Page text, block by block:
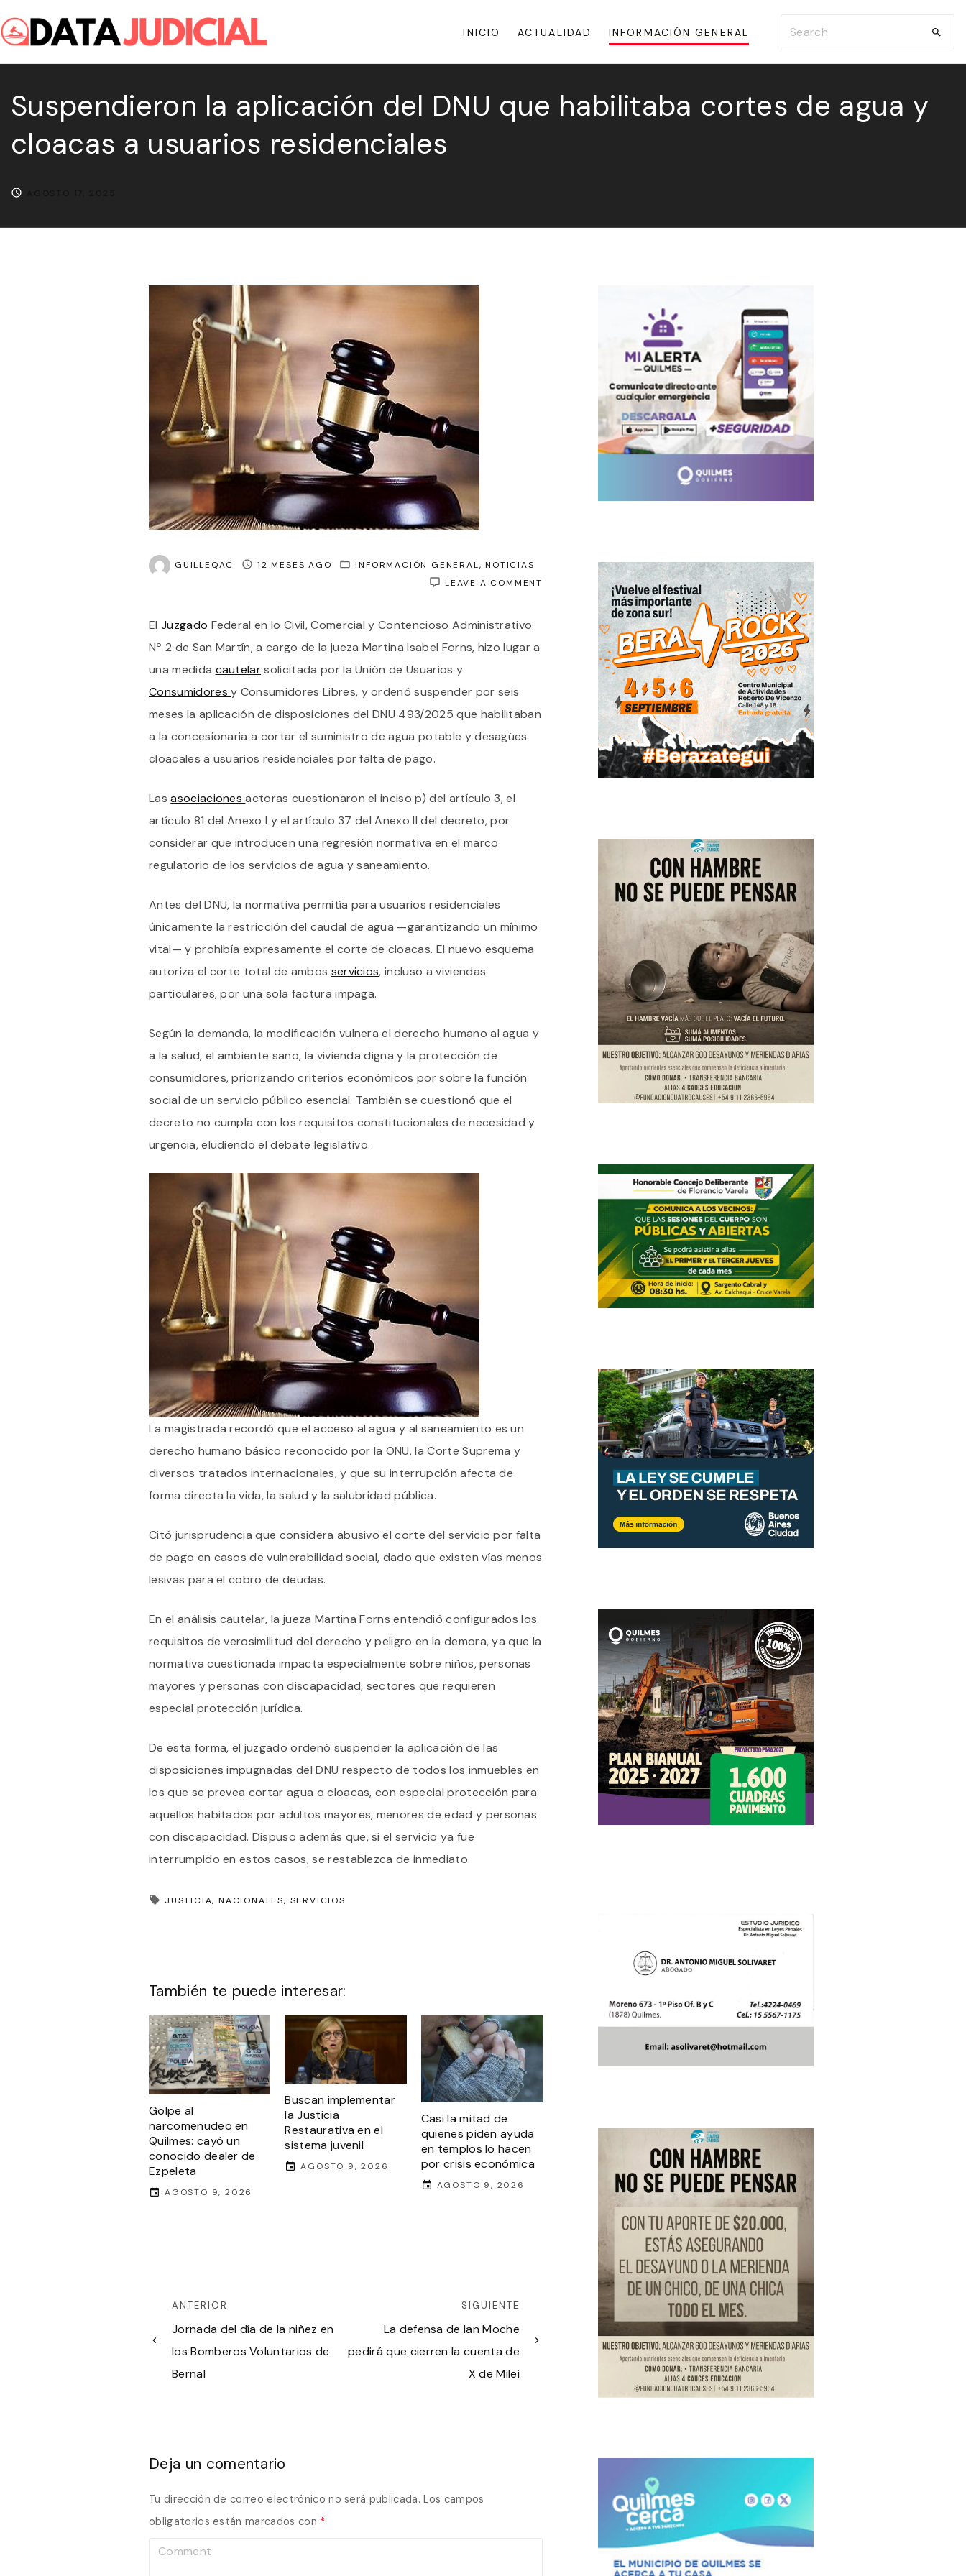
k
INICIO ACTUALIDAD INFORMACIÓN GENERAL
a
:
Suspendieron la aplicación del DNU que habilitaba cortes de agua y
cloacas a usuarios residenciales
GUILLEQAC 12 MESES AGO INFORMACIÓN GENERAL
NOTICIAS
LEAVE A COMMENT
SUSPENDIERON
APLICACIÓN
El Juzgado Federal en lo Civil, Comercial y Contencioso Administrativo
Nº 2 de San Martín, a cargo de la jueza Martina Isabel Forns, hizo lugar a
una medida cautelarsolicitada por la Unión de Usuarios y
Consumidoresy Consumidores Libres, y ordenó suspender por seis
meses la aplicación de disposiciones del DNU 493/2025 que habilitaban
a la concesionaria a cortar el suministro de agua potable y desagües
cloacales a usuarios residenciales por falta de pago.
Lasasociacionesactoras cuestionaron el inciso p) del artículo 3, el
artículo 81 del Anexo I y el artículo 37 del Anexo II del decreto, por
considerar que introducen una regresión normativa en el marco
regulatorio de los servicios de agua y saneamiento.
Antes del DNU, la normativa permitía para usuarios residenciales
únicamente la restricción del caudal de agua —garantizando un mínimo
vital— y prohibía expresamente el corte de cloacas. El nuevo esquema
autoriza el corte total de ambos servicios, incluso a viviendas
particulares, por una sola factura impaga.
Según la demanda, la modificación vulnera el derecho humano al agua y
a la salud, el ambiente sano, la vivienda digna y la protección de
consumidores, priorizando criterios económicos por sobre la función
social de un servicio público esencial. También se cuestionó que el
decreto no cumpla con los requisitos constitucionales de necesidad y
urgencia, eludiendo el debate legislativo.
La magistrada recordó que el acceso al agua y al saneamiento es un
derecho humano básico reconocido por la ONU, la Corte Suprema y
diversos tratados internacionales, y que su interrupción afecta de
forma directa la vida, la salud y la salubridad pública.
Citó jurisprudencia que considera abusivo el corte del servicio por falta
de pago en casos de vulnerabilidad social, dado que existen vías menos
lesivas para el cobro de deudas.
En el análisis cautelar, la jueza Martina Forns entendió configurados los
requisitos de verosimilitud del derecho y peligro en la demora, ya que la
normativa cuestionada impacta especialmente sobre niños, personas
mayores y personas con discapacidad, sectores que requieren
especial protección jurídica.
De esta forma, el juzgado ordenó suspender la aplicación de las
disposiciones impugnadas del DNU respecto de todos los inmuebles en
los que se prevea cortar agua o cloacas, con especial protección para
aquellos habitados por adultos mayores, menores de edad y personas
con discapacidad. Dispuso además que, si el servicio ya fue
interrumpido en estos casos, se restablezca de inmediato.
JUSTICIA NACIONALES SERVICIOS
También te puede interesar:
Golpe al
narcomenudeo en
Quilmes: cayó un
conocido dealer de
Ezpeleta
AGOSTO 9, 2026
Buscan implementar
la Justicia
Restaurativa en el
sistema juvenil
AGOSTO 9, 2026
Casi la mitad de
quienes piden ayuda
en templos lo hacen
por crisis económica
AGOSTO 9, 2026
ANTERIOR
Jornada del día de la niñez en
los Bomberos Voluntarios de
Bernal
SIGUIENTE
La defensa de Ian Moche
pedirá que cierren la cuenta de
X de Milei
Deja un comentario
Tu dirección de correo electrónico no será publicada. Los campos
obligatorios están marcados con *